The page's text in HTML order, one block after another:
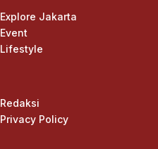
Explore Jakarta
Event
Lifestyle
Redaksi
Privacy Policy